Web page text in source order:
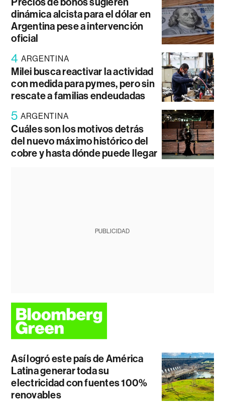
dinámica alcista para el dólar en
Argentina pese a intervención
oficial
4 ARGENTINA
Milei busca reactivar la actividad
con medida para pymes, pero sin
rescate a familias endeudadas
5 ARGENTINA
Cuáles son los motivos detrás
del nuevo máximo histórico del
cobre y hasta dónde puede llegar
PUBLICIDAD
Así logró este país de América
Latina generar toda su
electricidad con fuentes 100%
renovables